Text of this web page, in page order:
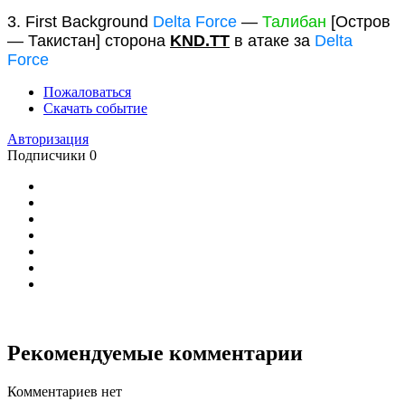
3. First Background Delta Force — Талибан [Остров
— Такистан] сторона KND.TT в атаке за Delta
Force
Пожаловаться
Скачать событие
Авторизация
Подписчики 0
Рекомендуемые комментарии
Комментариев нет